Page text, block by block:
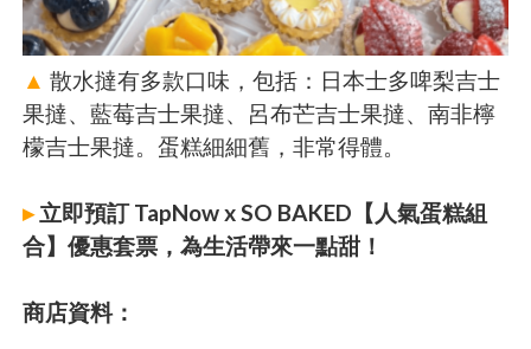
▲ 散水撻有多款口味，包括：日本士多啤梨吉士
果撻、藍莓吉士果撻、呂布芒吉士果撻、南非檸
檬吉士果撻。蛋糕細細舊，非常得體。
▸立即預訂 TapNow x SO BAKED【人氣蛋糕組
合】優惠套票，為生活帶來一點甜！
商店資料：